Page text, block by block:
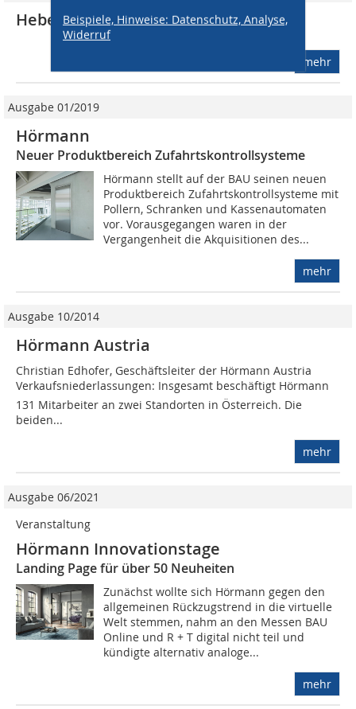
Beispiele, Hinweise: Datenschutz, Analyse,
Widerruf
Hebe-Schiebetüren
mehr
Ausgabe 01/2019
Hörmann
Neuer Produktbereich Zufahrtskontrollsysteme
Hörmann stellt auf der BAU seinen neuen
Produktbereich Zufahrtskontrollsysteme mit
Pollern, Schranken und Kassenautomaten
vor. Vorausgegangen waren in der
Vergangenheit die Akquisitionen des...
mehr
Ausgabe 10/2014
Hörmann Austria
Christian Edhofer, Geschäftsleiter der Hörmann Austria
Verkaufsniederlassungen: Insgesamt beschäftigt Hörmann
131 Mitarbeiter an zwei Standorten in Österreich. Die
beiden...
mehr
Ausgabe 06/2021
Veranstaltung
Hörmann Innovationstage
Landing Page für über 50 Neuheiten
Zunächst wollte sich Hörmann gegen den
allgemeinen Rückzugstrend in die virtuelle
Welt stemmen, nahm an den Messen BAU
Online und R + T digital nicht teil und
kündigte alternativ analoge...
mehr